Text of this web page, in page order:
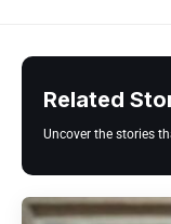
Related
Uncover the stories